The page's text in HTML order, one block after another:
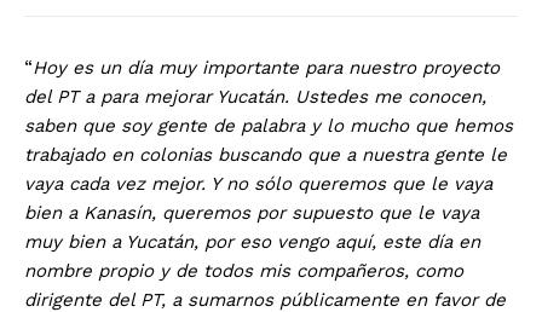
“Hoy es un día muy importante para nuestro proyecto
del PT a para mejorar Yucatán. Ustedes me conocen,
saben que soy gente de palabra y lo mucho que hemos
trabajado en colonias buscando que a nuestra gente le
vaya cada vez mejor. Y no sólo queremos que le vaya
bien a Kanasín, queremos por supuesto que le vaya
muy bien a Yucatán, por eso vengo aquí, este día en
nombre propio y de todos mis compañeros, como
dirigente del PT, a sumarnos públicamente en favor de